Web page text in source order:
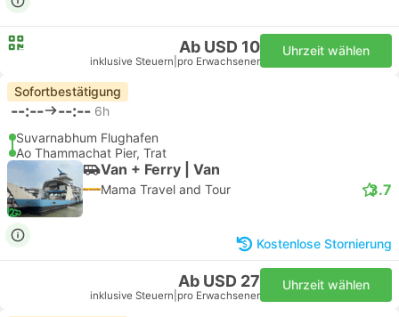
Ab USD 10
inklusive Steuern pro Erwachsener
Uhrzeit wählen
Sofortbestätigung
--:-- --:-- 6h
Suvarnabhum Flughafen
Ao Thammachat Pier, Trat
Van + Ferry | Van
Mama Travel and Tour 3.7
Kostenlose Stornierung
Ab USD 27
inklusive Steuern pro Erwachsener
Uhrzeit wählen